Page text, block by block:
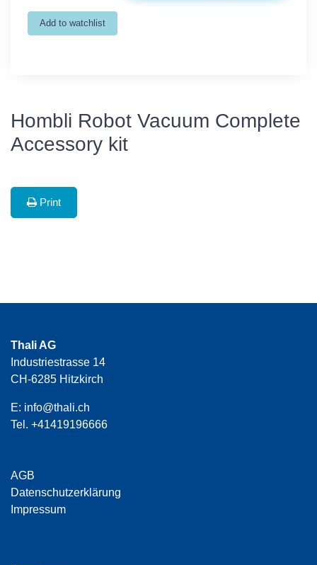
Hombli Robot Vacuum Complete
Accessory kit
Print
Thali AG
Industriestrasse 14
CH-6285 Hitzkirch
E: info@thali.ch
Tel. +41419196666
AGB
Datenschutzerklärung
Impressum